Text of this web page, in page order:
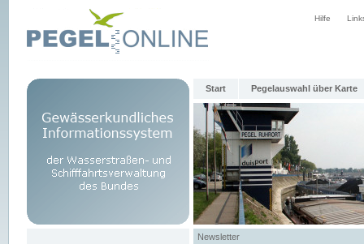
Hilfe
Start Pegelauswahl über Karte
Newsletter